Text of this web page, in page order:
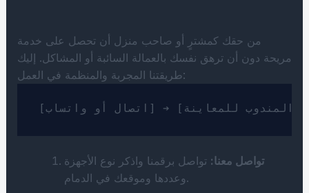
من حقك كمشترٍ أو صاحب منزل أن تحصل على خدمة
مريحة دون أن ترهق نفسك بالعمالة السائبة أو المشاكل. إليك
طريقتنا المجربة والمنظمة في العمل:
تواصل معنا: تواصل برقمنا واذكر نوع الأجهزة
وعددها وموقعك في الدمام.